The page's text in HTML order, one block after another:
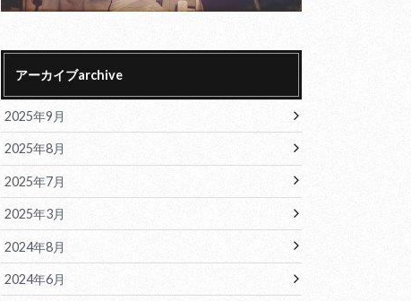
アーカイブarchive
2025年9月
2025年8月
2025年7月
2025年3月
2024年8月
2024年6月